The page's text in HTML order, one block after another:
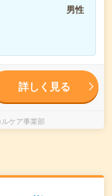
男性
詳しく見る
ケア事業部